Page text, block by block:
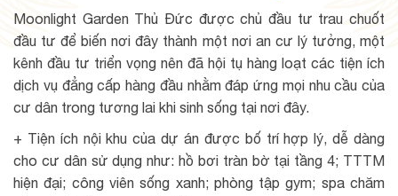
Moonlight Garden Thủ Đức được chủ đầu tư trau chuốt
đầu tư để biến nơi đây thành một nơi an cư lý tưởng, một
kênh đầu tư triển vọng nên đã hội tụ hàng loạt các tiện ích
dịch vụ đẳng cấp hàng đầu nhằm đáp ứng mọi nhu cầu của
cư dân trong tương lai khi sinh sống tại nơi đây.
+ Tiện ích nội khu của dự án được bố trí hợp lý, dễ dàng
cho cư dân sử dụng như: hồ bơi tràn bờ tại tầng 4; TTTM
hiện đại; công viên sống xanh; phòng tập gym; spa chăm